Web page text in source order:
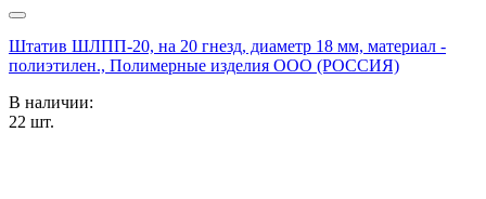
Штатив ШЛПП-20, на 20 гнезд, диаметр 18 мм, материал -
полиэтилен., Полимерные изделия OOO (РОССИЯ)
В наличии:
22 шт.